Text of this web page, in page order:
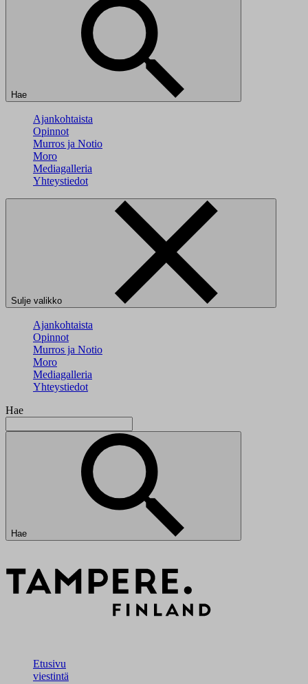
Hae
Ajankohtaista
Opinnot
Murros ja Notio
Moro
Mediagalleria
Yhteystiedot
Sulje valikko
Ajankohtaista
Opinnot
Murros ja Notio
Moro
Mediagalleria
Yhteystiedot
Hae
Hae
Etusivu
viestintä